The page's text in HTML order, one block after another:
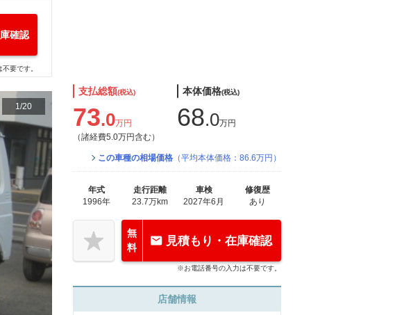
確認
要です。
1/20
支払総額(税込)
73.0万円
（諸経費5.0万円含む）
本体価格(税込)
68.0万円
この車種の相場価格 （平均本体価格：86.6万円）
年式
1996年
走行距離
23.7万km
車検
2027年6月
修復歴
あり
無
料
見積もり・在庫確認
※お電話番号の入力は不要です。
店舗情報